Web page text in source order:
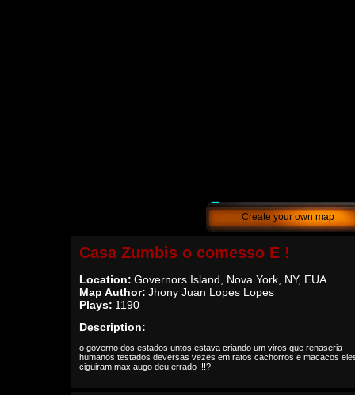
Create your own map
Casa Zumbis o comesso E !
Location: Governors Island, Nova York, NY, EUA
Map Author: Jhony Juan Lopes Lopes
Plays: 1190
Description:
o governo dos estados untos estava criando um viros que renaseria
humanos testados deversas vezes em ratos cachorros e macacos
ciguiram max augo deu errado !!!?